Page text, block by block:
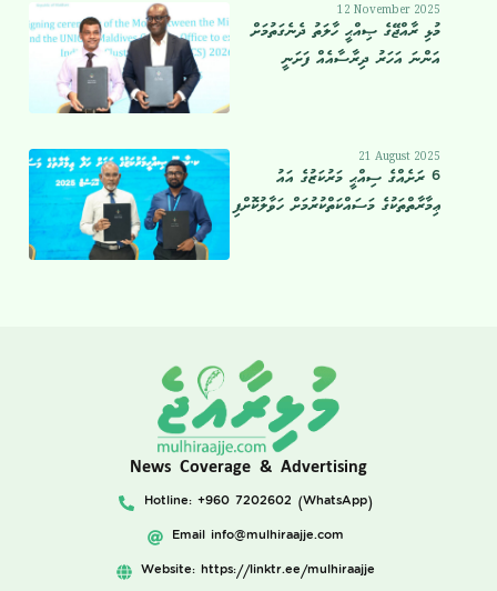
12 November 2025
މުޅި ރާއްޖޭގެ ޞިއްޙީ ހާލަތު ދެނެގަތުމަށް
އަންނަ އަހަރު ދިރާސާއެއް ފަށަނީ
21 August 2025
6 ރަށެއްގެ ސިއްޙީ މަރުކަޒުގެ އައު
ޢިމާރާތްތަކުގެ މަސައްކަތްކުރުމަށް ހަވާލުކޮށްފި
News Coverage & Advertising
Hotline: +960 7202602 (WhatsApp)
Email info@mulhiraajje.com
Website: https://linktr.ee/mulhiraajje